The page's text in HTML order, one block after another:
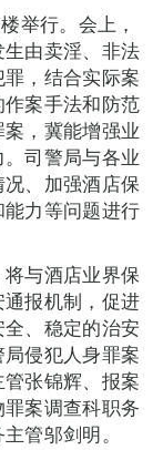
举行。会上，
由卖淫、非法
，结合实际案
案手法和防范
，冀能增强业
司警局与各业
、加强酒店保
力等问题进行
与酒店业界保
报机制，促进
、稳定的治安
侵犯人身罪案
张锦辉、报案
案调查科职务
管邬剑明。